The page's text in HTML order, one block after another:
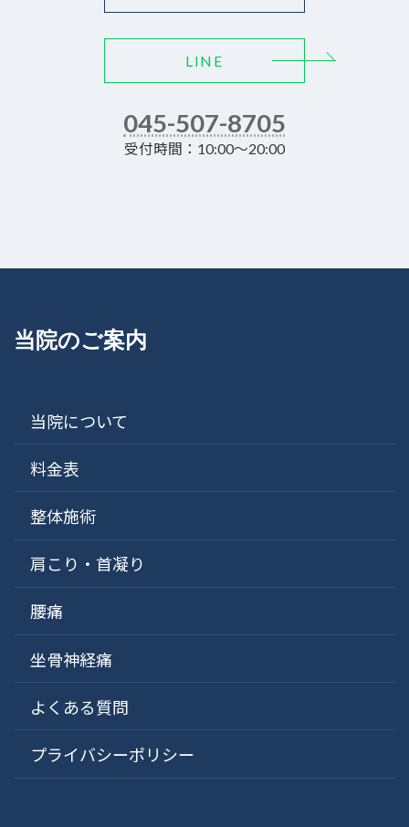
LINE
045-507-8705
受付時間：10:00～20:00
当院のご案内
当院について
料金表
整体施術
肩こり・首凝り
腰痛
坐骨神経痛
よくある質問
プライバシーポリシー